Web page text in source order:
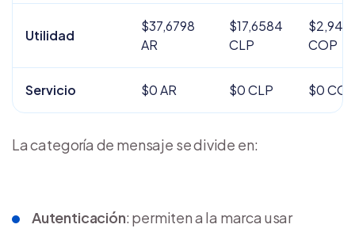
Utilidad
$37,6798
AR
$17,6584
CLP
COP
Servicio $0 AR $0 CLP $0
La categoría de mensaje se divide en:
Autenticación: permiten a la marca usar